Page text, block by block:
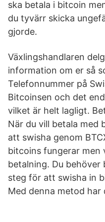
ska betala i bitcoin
du tyvärr skicka
gjorde.
Växlingshandlaren
information om er så
Telefonnummer på
Bitcoinsen och det
vilket är helt lagligt.
När du vill betala med
att swisha genom
bitcoins fungerar men
betalning. Du behöver
steg för att swisha in
Med denna metod